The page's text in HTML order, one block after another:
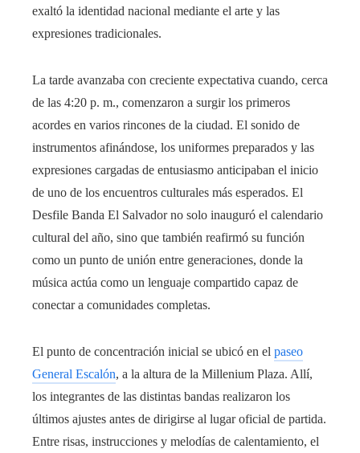
exaltó la identidad nacional mediante el arte y las
expresiones tradicionales.
La tarde avanzaba con creciente expectativa cuando, cerca
de las 4:20 p. m., comenzaron a surgir los primeros
acordes en varios rincones de la ciudad. El sonido de
instrumentos afinándose, los uniformes preparados y las
expresiones cargadas de entusiasmo anticipaban el inicio
de uno de los encuentros culturales más esperados. El
Desfile Banda El Salvador no solo inauguró el calendario
cultural del año, sino que también reafirmó su función
como un punto de unión entre generaciones, donde la
música actúa como un lenguaje compartido capaz de
conectar a comunidades completas.
El punto de concentración inicial se ubicó en el paseo
General Escalón, a la altura de la Millenium Plaza. Allí,
los integrantes de las distintas bandas realizaron los
últimos ajustes antes de dirigirse al lugar oficial de partida.
Entre risas, instrucciones y melodías de calentamiento, el